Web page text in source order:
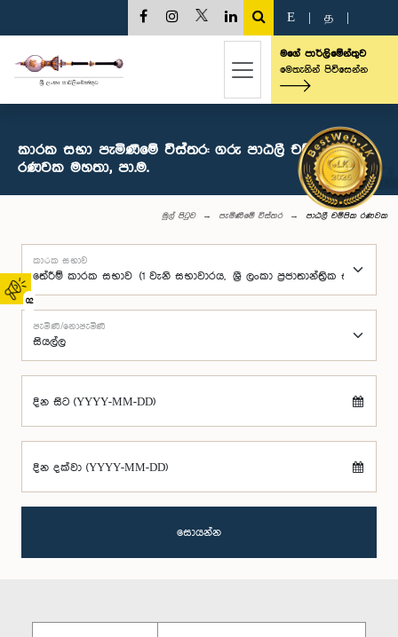
02
E த
මගේ පාර්ලිමේන්තුව
මෙතැනින් පිවිසෙන්න
කාරක සභා පැමිණීමේ විස්තර: ගරු පාඨලී චම්පික
රණවක මහතා, පා.ම.
මුල් පිටුව පැමිණීමේ විස්තර පාඨලී චම්පික රණවක
කාරක සභාව
පැමිණි/නොපැමිණි
දින සිට (YYYY-MM-DD)
දින දක්වා (YYYY-MM-DD)
සොයන්න